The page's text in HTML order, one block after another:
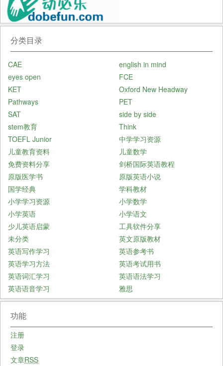
分类目录
CAE
english in mind
eyes open
FCE
KET
Oxford New Headway
Pathways
PET
SAT
side by side
stem教育
Think
TOEFL Junior
中学学习资源
儿童教育资料
儿童数学
免费资料分享
剑桥国际英语教程
原版医学书
原版英语小说
国学经典
学科教材
小学学习资源
小学数学
小学英语
小学语文
少儿英语启蒙
工具软件分享
未分类
英文原版教材
英语写作学习
英语参考书
英语学习方法
英语考试用书
英语词汇学习
英语语法学习
英语语音学习
雅思
功能
注册
登录
文章RSS